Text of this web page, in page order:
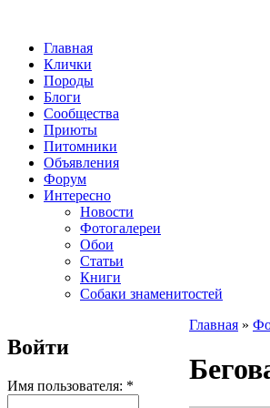
Главная
Клички
Породы
Блоги
Сообщества
Приюты
Питомники
Объявления
Форум
Интересно
Новости
Фотогалереи
Обои
Статьи
Книги
Собаки знаменитостей
Войти
Имя пользователя: *
Главная »